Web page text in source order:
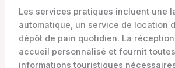
Les services pratiques incluent une
automatique, un service de location
dépôt de pain quotidien. La
accueil personnalisé et fournit
informations touristiques